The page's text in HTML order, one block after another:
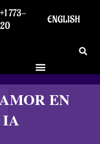
773-
ENGLISH
EN
IA